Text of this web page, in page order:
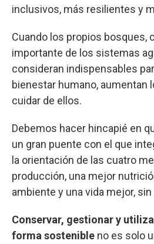
inclusivos, más resilientes y
Cuando los propios bosques,
importante de los sistemas
consideran indispensables
bienestar humano, aumentan
cuidar de ellos.
Debemos hacer hincapié en
un gran puente con el que
la orientación de las cuatro
producción, una mejor
ambiente y una vida mejor,
Conservar, gestionar y
forma sostenible no es solo